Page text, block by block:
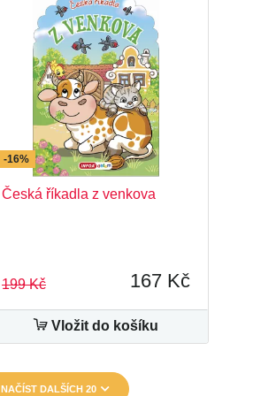
-16%
Česká říkadla z venkova
199 Kč 167 Kč
Vložit do košíku
NAČÍST DALŠÍCH 20